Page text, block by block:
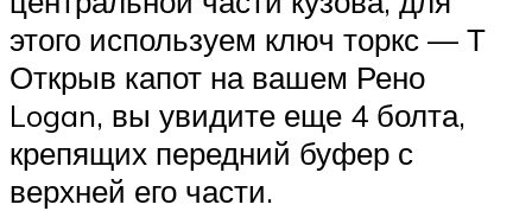
этого используем ключ торкс — Т
Открыв капот на вашем Рено
Logan, вы увидите еще 4 болта,
крепящих передний буфер с
верхней его части.